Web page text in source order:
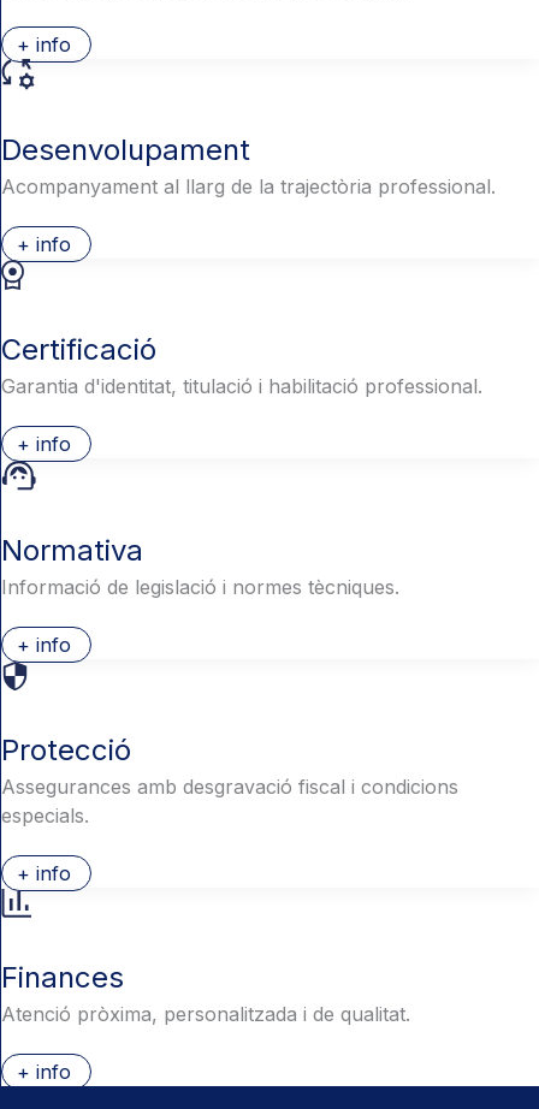
+ info
Desenvolupament
Acompanyament al llarg de la trajectòria professional.
+ info
Certificació
Garantia d'identitat, titulació i habilitació professional.
+ info
Normativa
Informació de legislació i normes tècniques.
+ info
Protecció
Assegurances amb desgravació fiscal i condicions
especials.
+ info
Finances
Atenció pròxima, personalitzada i de qualitat.
+ info